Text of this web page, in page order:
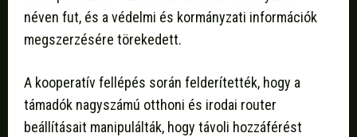
néven fut, és a védelmi és kormányzati információk
megszerzésére törekedett.
A kooperatív fellépés során felderítették, hogy a
támadók nagyszámú otthoni és irodai router
beállításait manipulálták, hogy távoli hozzáférést